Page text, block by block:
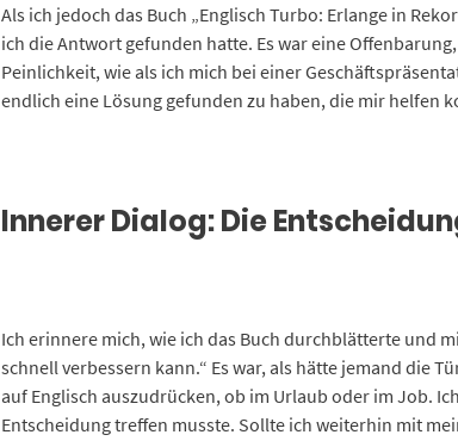
Als ich jedoch das Buch „Englisch Turbo: Erlange in
ich die Antwort gefunden hatte. Es war eine
Peinlichkeit, wie als ich mich bei einer
endlich eine Lösung gefunden zu haben, die mir helfen
Innerer Dialog: Die
Ich erinnere mich, wie ich das Buch durchblätterte und
schnell verbessern kann.“ Es war, als hätte jemand die
auf Englisch auszudrücken, ob im Urlaub oder im Job.
Entscheidung treffen musste. Sollte ich weiterhin mit